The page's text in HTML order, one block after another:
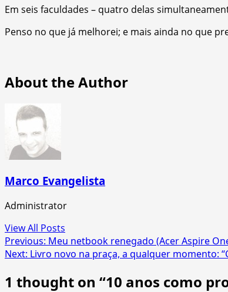
Em seis faculdades – quatro delas
Penso no que já melhorei; e mais ainda no que
About the Author
Marco Evangelista
Administrator
View All Posts
Post
navigation
Previous: Meu netbook renegado (Acer Aspire
Next: Livro novo na praça, a qualquer momento:
1 thought on “10 anos como